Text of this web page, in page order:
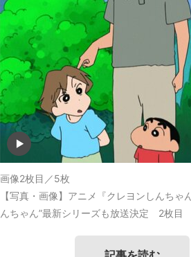
画像2枚目／5枚
【写真・画像】アニメ『クレヨンしんち
んちゃん”最新シリーズも放送決定 2枚目